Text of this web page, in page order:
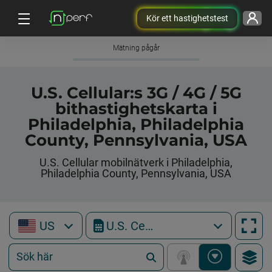
Kör ett hastighetstest
Mätning pågår
U.S. Cellular:s 3G / 4G / 5G
bithastighetskarta i
Philadelphia, Philadelphia
County, Pennsylvania, USA
U.S. Cellular mobilnätverk i Philadelphia,
Philadelphia County, Pennsylvania, USA
US U.S. Cellular